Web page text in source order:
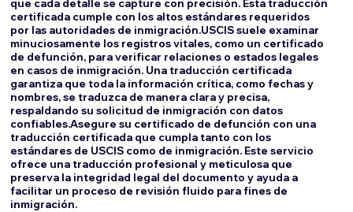
que cada detalle se capture con precisión. Esta traducción
certificada cumple con los altos estándares requeridos
por las autoridades de inmigración.USCIS suele examinar
minuciosamente los registros vitales, como un certificado
de defunción, para verificar relaciones o estados legales
en casos de inmigración. Una traducción certificada
garantiza que toda la información crítica, como fechas y
nombres, se traduzca de manera clara y precisa,
respaldando su solicitud de inmigración con datos
confiables.Asegure su certificado de defunción con una
traducción certificada que cumpla tanto con los
estándares de USCIS como de inmigración. Este servicio
ofrece una traducción profesional y meticulosa que
preserva la integridad legal del documento y ayuda a
facilitar un proceso de revisión fluido para fines de
inmigración.